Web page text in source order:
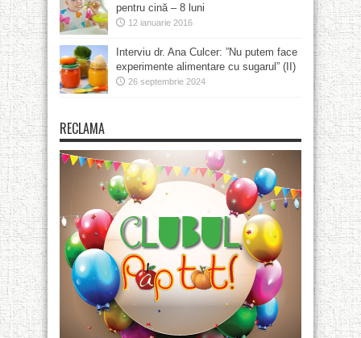
pentru cină – 8 luni
12 ianuarie 2016
Interviu dr. Ana Culcer: ”Nu putem face
experimente alimentare cu sugarul” (II)
26 septembrie 2024
RECLAMA